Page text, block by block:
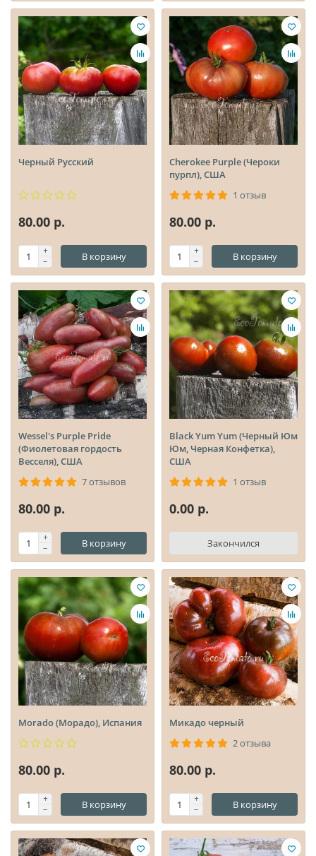
Черный Русский
80.00 р.
В корзину
Cherokee Purple (Чероки
пурпл), США
1 отзыв
80.00 р.
В корзину
Wessel's Purple Pride
(Фиолетовая гордость
Весселя), США
7 отзывов
80.00 р.
В корзину
Black Yum Yum (Черный Юм
Юм, Черная Конфетка),
США
1 отзыв
0.00 р.
Закончился
Morado (Морадо), Испания
80.00 р.
В корзину
Микадо черный
2 отзыва
80.00 р.
В корзину